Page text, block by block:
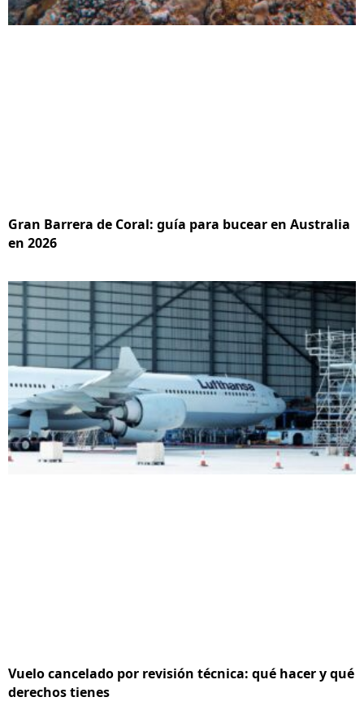
Gran Barrera de Coral: guía para bucear en Australia
en 2026
Vuelo cancelado por revisión técnica: qué hacer y qué
derechos tienes